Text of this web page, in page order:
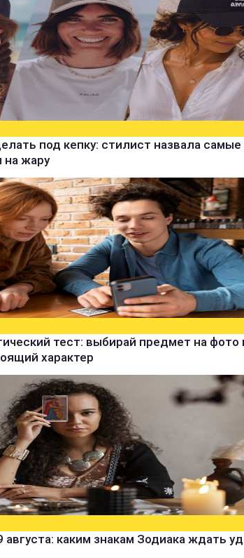
под кепку: стилист назвала самые
на жару
тест: выбирай предмет на фото
характер
августа: каким знакам Зодиака ждать